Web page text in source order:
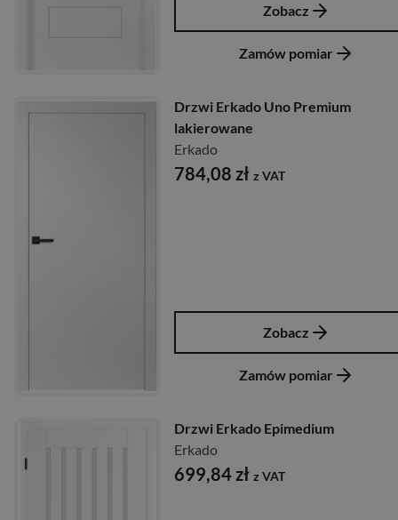
Zobacz
Zamów pomiar
Drzwi Erkado Uno Premium
lakierowane
Erkado
784,08 zł z VAT
Zobacz
Zamów pomiar
Drzwi Erkado Epimedium
Erkado
699,84zł z VAT